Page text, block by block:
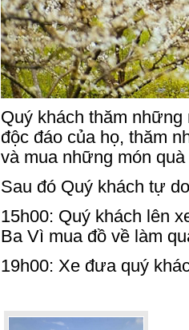
Quý khách thăm
độc đáo của họ, thăm
và mua những món
Sau đó Quý khách tự
15h00: Quý khách lên
Ba Vì mua đồ về làm
19h00: Xe đưa quý